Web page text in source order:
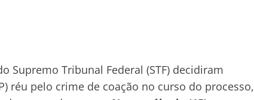
Supremo Tribunal Federal (STF) decidiram
réu pelo crime de coação no curso do processo,